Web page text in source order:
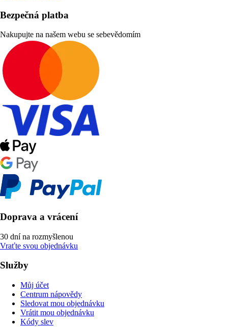
Bezpečná platba
Nakupujte na našem webu se sebevědomím
Doprava a vrácení
30 dní na rozmyšlenou
Vraťte svou objednávku
Služby
Můj účet
Centrum nápovědy
Sledovat mou objednávku
Vrátit mou objednávku
Kódy slev